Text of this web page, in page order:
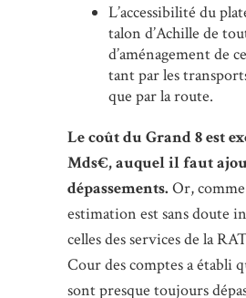
L’accessibilité du
talon d’Achille de
d’aménagement de
tant par les
que par la route.
Le coût du Grand 8 est
Mds€, auquel il faut
dépassements. Or,
estimation est sans doute
celles des services de la
Cour des comptes a établi
sont presque toujours